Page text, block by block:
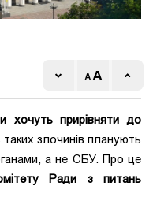
хочуть прирівняти до
таких злочинів планують
а не СБУ. Про це
Ради з питань